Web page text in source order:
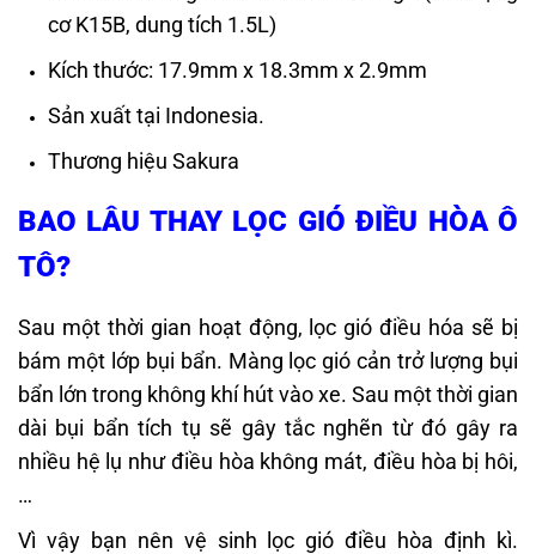
cơ K15B, dung tích 1.5L)
Kích thước: 17.9mm x 18.3mm x 2.9mm
Sản xuất tại Indonesia.
Thương hiệu Sakura
BAO LÂU THAY LỌC GIÓ ĐIỀU HÒA Ô
TÔ?
Sau một thời gian hoạt động, lọc gió điều hóa sẽ bị
bám một lớp bụi bẩn. Màng lọc gió cản trở lượng bụi
bẩn lớn trong không khí hút vào xe. Sau một thời gian
dài bụi bẩn tích tụ sẽ gây tắc nghẽn từ đó gây ra
nhiều hệ lụ như điều hòa không mát, điều hòa bị hôi,
…
Vì vậy bạn nên vệ sinh lọc gió điều hòa định kì.